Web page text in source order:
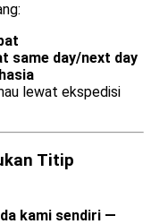
same day/next day
lewat ekspedisi
Titip
kami sendiri —